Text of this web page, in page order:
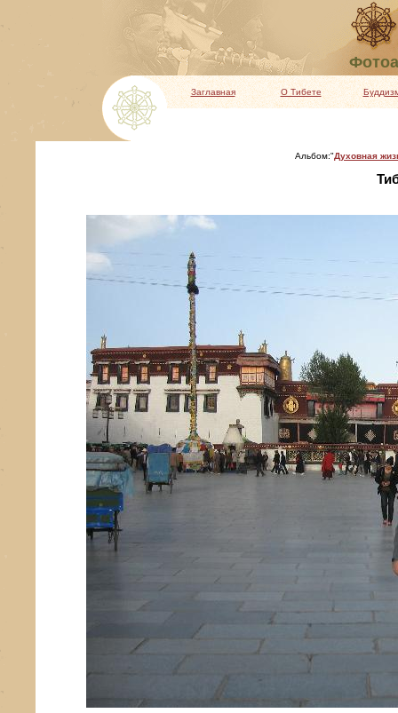
Заглавная О Тибете
Альбом:"Духовная